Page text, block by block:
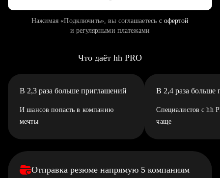
Нажимая «Подключить», вы соглашаетесь с офертой
и регулярными платежами
Что даёт hh PRO
В 2,3 раза больше приглашений
И шансов попасть в компанию
мечты
В 2,4 раза больше
Специалистов с hh
чаще
Отправка резюме напрямую 5 компаниям